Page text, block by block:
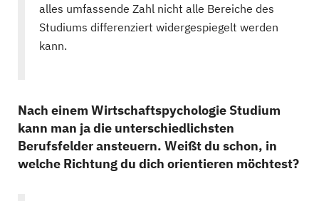
alles umfassende Zahl nicht alle Bereiche des
Studiums differenziert widergespiegelt werden
kann.
Nach einem Wirtschaftspychologie Studium
kann man ja die unterschiedlichsten
Berufsfelder ansteuern. Weißt du schon, in
welche Richtung du dich orientieren möchtest?